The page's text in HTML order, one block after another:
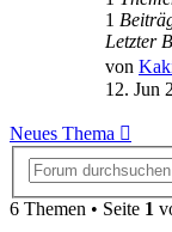
1
Letzter
von
12. Jun
Neues Thema
6 Themen • Seite 1